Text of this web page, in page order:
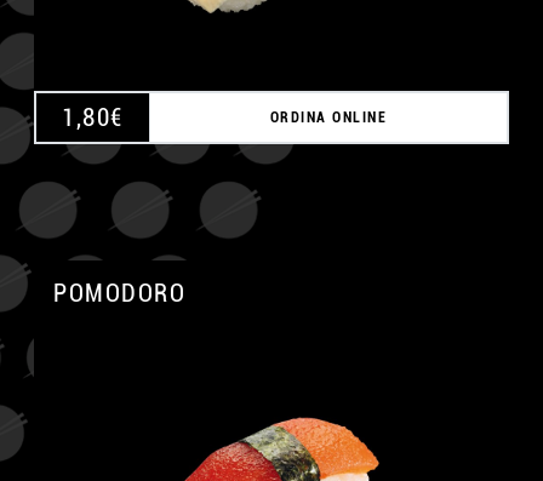
1,80€ ORDINA ONLINE
POMODORO